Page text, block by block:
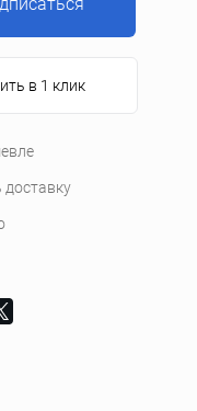
в 1 клик
доставку